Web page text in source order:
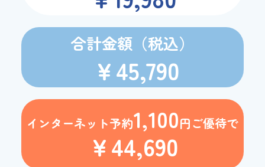
合計金額（税込）
￥45,790
インターネット予約1,100円ご優待で
￥44,690